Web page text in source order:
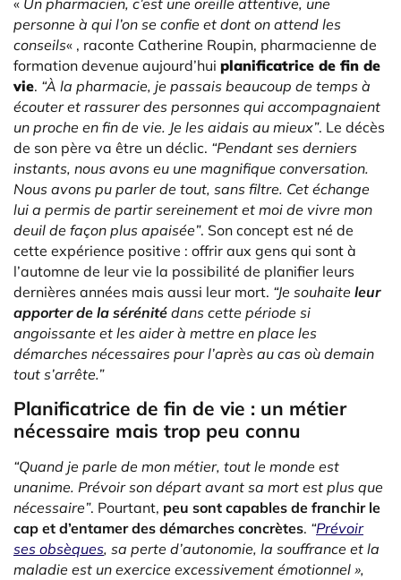
personne à qui l’on se confie et dont on attend les
conseils« , raconte Catherine Roupin, pharmacienne de
formation devenue aujourd’hui planificatrice de fin de
vie. “À la pharmacie, je passais beaucoup de temps à
écouter et rassurer des personnes qui accompagnaient
un proche en fin de vie. Je les aidais au mieux”. Le décès
de son père va être un déclic. “Pendant ses derniers
instants, nous avons eu une magnifique conversation.
Nous avons pu parler de tout, sans filtre. Cet échange
lui a permis de partir sereinement et moi de vivre mon
deuil de façon plus apaisée”. Son concept est né de
cette expérience positive : offrir aux gens qui sont à
l’automne de leur vie la possibilité de planifier leurs
dernières années mais aussi leur mort. “Je souhaite leur
apporter de la sérénité dans cette période si
angoissante et les aider à mettre en place les
démarches nécessaires pour l’après au cas où demain
tout s’arrête.”
Planificatrice de fin de vie : un métier
nécessaire mais trop peu connu
“Quand je parle de mon métier, tout le monde est
unanime. Prévoir son départ avant sa mort est plus que
nécessaire”. Pourtant, peu sont capables de franchir le
cap et d’entamer des démarches concrètes. “Prévoir
ses obsèques, sa perte d’autonomie, la souffrance et la
maladie est un exercice excessivement émotionnel »,